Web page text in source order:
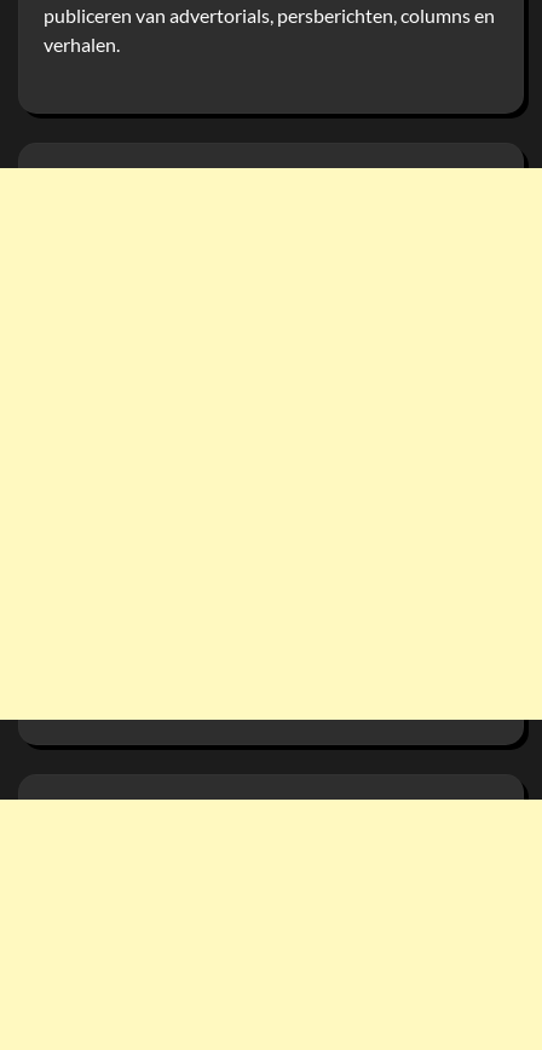
publiceren van advertorials, persberichten, columns en
verhalen.